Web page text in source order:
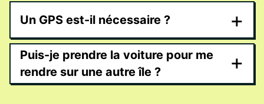
Un GPS est-il nécessaire ? +
Puis-je prendre la voiture pour me
rendre sur une autre île ?
+